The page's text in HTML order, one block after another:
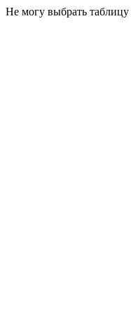
Не могу выбрать таблицу